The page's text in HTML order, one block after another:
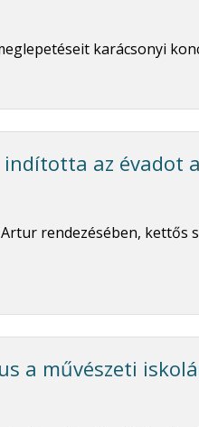
karácsonyi
az évadot
rendezésében,
a művészeti